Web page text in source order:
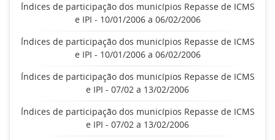
Índices de participação dos municípios Repasse de ICMS
e IPI - 10/01/2006 a 06/02/2006
Índices de participação dos municípios Repasse de ICMS
e IPI - 10/01/2006 a 06/02/2006
Índices de participação dos municípios Repasse de ICMS
e IPI - 07/02 a 13/02/2006
Índices de participação dos municípios Repasse de ICMS
e IPI - 07/02 a 13/02/2006